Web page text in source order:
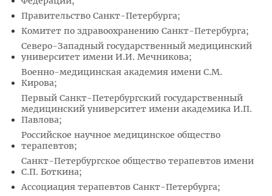
Правительство Санкт-Петербурга;
Комитет по здравоохранению Санкт-Петербурга;
Северо-Западный государственный медицинский
университет имени И.И. Мечникова;
Военно-медицинская академия имени С.М.
Кирова;
Первый Санкт-Петербургский государственный
медицинский университет имени академика И.П.
Павлова;
Российское научное медицинское общество
терапевтов;
Санкт-Петербургское общество терапевтов имени
С.П. Боткина;
Ассоциация терапевтов Санкт-Петербурга;